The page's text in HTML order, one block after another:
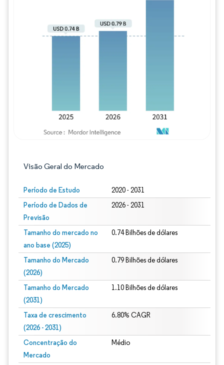
Visão Geral do Mercado
Período de Estudo 2020 - 2031
Período de Dados de
Previsão
2026 - 2031
Tamanho do mercado no
ano base (2025)
0.74 Bilhões de dólares
Tamanho do Mercado
(2026)
0.79 Bilhões de dólares
Tamanho do Mercado
(2031)
1.10 Bilhões de dólares
Taxa de crescimento
(2026 - 2031)
6.80% CAGR
Concentração do
Mercado
Médio